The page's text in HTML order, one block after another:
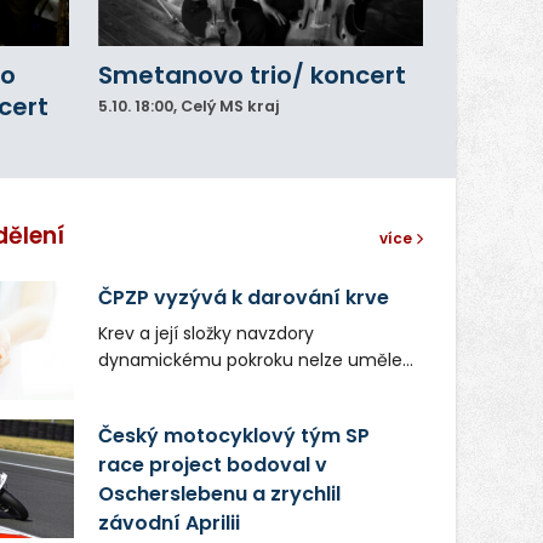
Smetanovo trio/ koncert
5.10. 18:00, Celý MS kraj
více
ČPZP vyzývá k darování krve
Krev a její složky navzdory
dynamickému pokroku nelze uměle
nenahraditelnou tělní tekutinu
neobejde. Naléhavá potřeba doplnit
krevní zásoby nastává vždy v létě,
kdy stoupá počet úrazů. Česká
Český motocyklový tým SP
race project bodoval v
Oscherslebenu a zrychlil
závodní Aprilii